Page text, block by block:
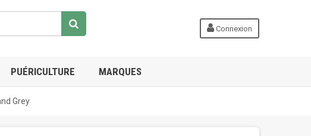
Connexion
PUÉRICULTURE MARQUES
Grey